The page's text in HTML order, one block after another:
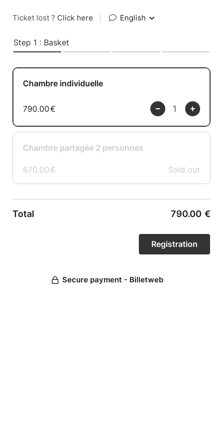
Ticket lost ? Click here English
Step 1 : Basket
Chambre individuelle
790.00€
Chambre partagée 2 personnes
670.00 € Sold out
Total 790.00 €
Secure payment - Billetweb